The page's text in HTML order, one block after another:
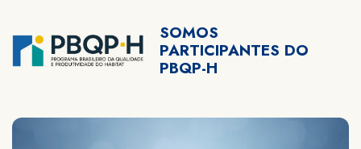
SOMOS
PARTICIPANTES DO
PBQP-H